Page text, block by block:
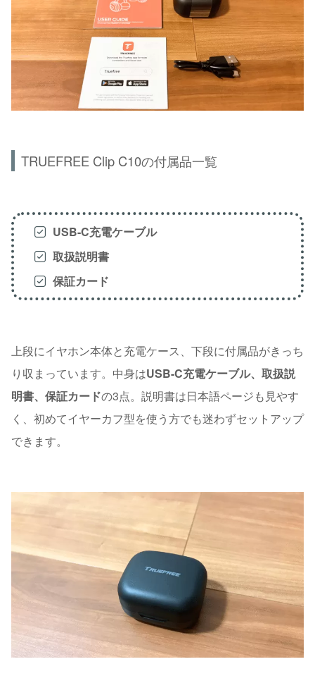
TRUEFREE Clip C10の付属品一覧
USB-C充電ケーブル
取扱説明書
保証カード
上段にイヤホン本体と充電ケース、下段に付属品がきっち
り収まっています。中身はUSB-C充電ケーブル、取扱説
明書、保証カードの3点。説明書は日本語ページも見やす
く、初めてイヤーカフ型を使う方でも迷わずセットアップ
できます。